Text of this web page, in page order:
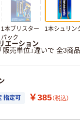
1本ブリスター
パック
1本シュリン
エーション
販売単位」違いで 全3商
指定可 ￥385（税込）